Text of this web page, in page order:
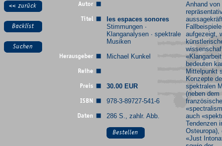
les espaces sonores
Stimmungen ·
Klanganalysen · spektrale
Musiken
Michael Kunkel
30.00 EUR
978-3-89727-541-6
286 S., zahlr. Abb.
Anhand von
aufgezeigt,
bedeuten
Mittelpunkt
Konzepte
spektralen
(neben dem
auch
Tendenzen
Osteuropa),
«Just